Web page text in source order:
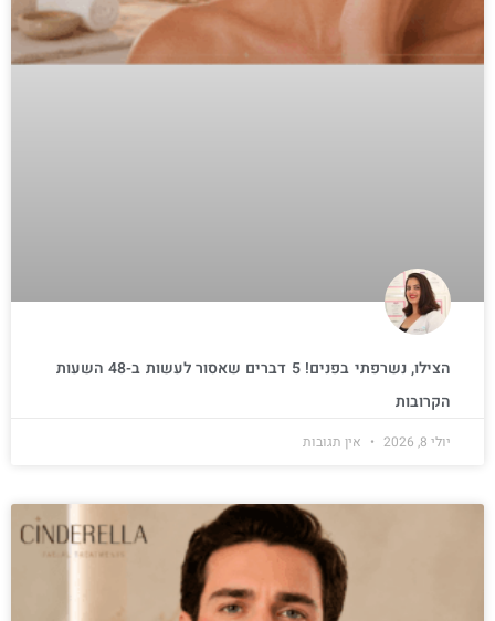
הצילו, נשרפתי בפנים! 5 דברים שאסור לעשות ב-48 השעות
הקרובות
יולי 8, 2026 אין תגובות